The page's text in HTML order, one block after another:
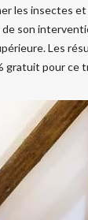
les insectes
son
Les
gratuit pour ce